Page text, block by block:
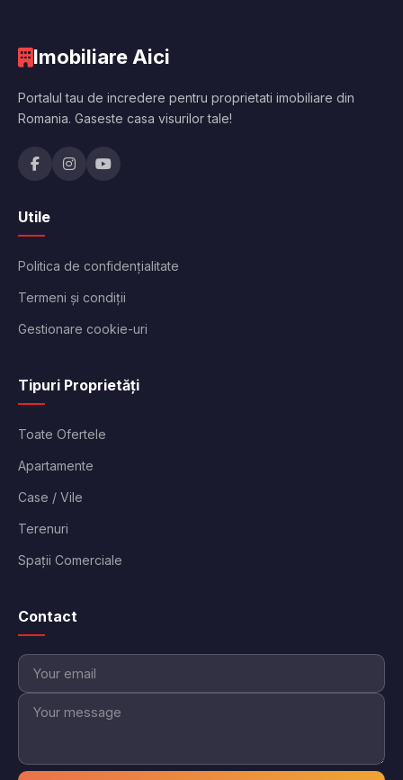
Imobiliare Aici
Portalul tau de incredere pentru proprietati imobiliare din
Romania. Gaseste casa visurilor tale!
Utile
Politica de confidențialitate
Termeni și condiții
Gestionare cookie-uri
Tipuri Proprietăți
Toate Ofertele
Apartamente
Case / Vile
Terenuri
Spații Comerciale
Contact